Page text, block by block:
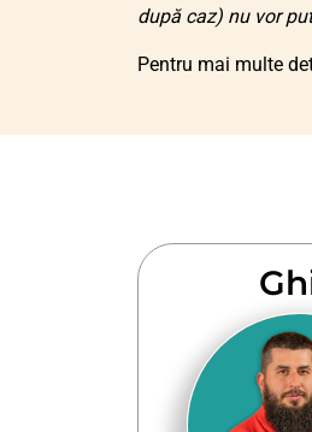
după caz) nu vor
Pentru mai multe